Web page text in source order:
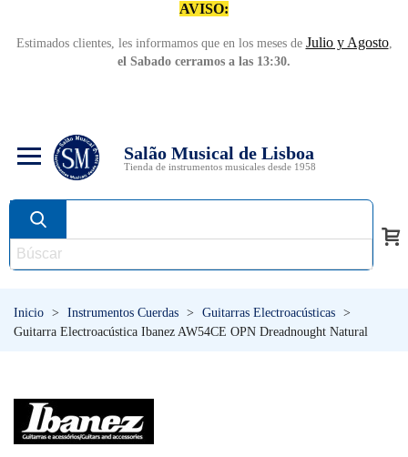
AVISO:
Estimados clientes, les informamos que en los meses de Julio y Agosto,
el Sabado cerramos a las 13:30.
Salão Musical de Lisboa
Tienda de instrumentos musicales desde 1958
Inicio > Instrumentos Cuerdas > Guitarras Electroacústicas >
Guitarra Electroacústica Ibanez AW54CE OPN Dreadnought Natural